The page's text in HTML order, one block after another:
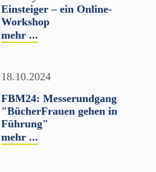
Einsteiger – ein Online-
Workshop
mehr ...
18.10.2024
FBM24: Messerundgang
"BücherFrauen gehen in
Führung"
mehr ...